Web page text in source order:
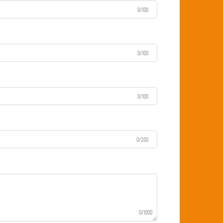
0/100
0/100
0/100
0/200
0/1000